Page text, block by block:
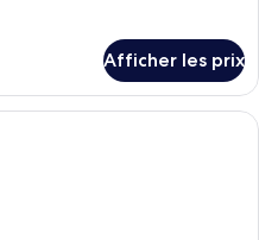
Afficher les prix
Une chambre d’hôtel avec un lit,